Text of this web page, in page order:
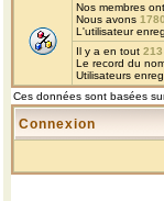
Nos membres
Nous avons
L'utilisateur
Il y a en tout 213
Le record du
Utilisateurs
Ces données sont basées
Connexion